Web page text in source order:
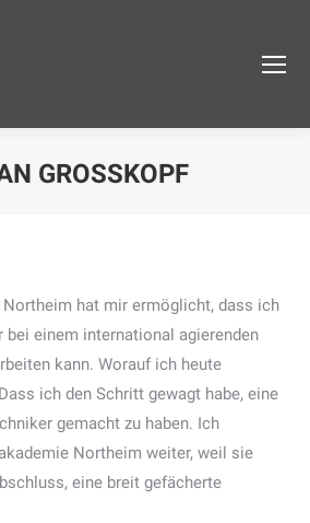
GROSSKOPF
Northeim hat mir ermöglicht, dass ich
einem international agierenden
kann. Worauf ich heute
ich den Schritt gewagt habe, eine
gemacht zu haben. Ich
Northeim weiter, weil sie
eine breit gefächerte